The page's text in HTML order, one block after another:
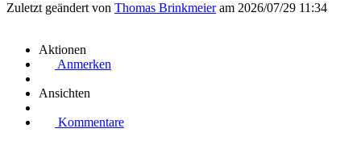
Zuletzt geändert von Thomas Brinkmeieram 2026/07/29 11:34
Aktionen
Anmerken
Ansichten
Kommentare